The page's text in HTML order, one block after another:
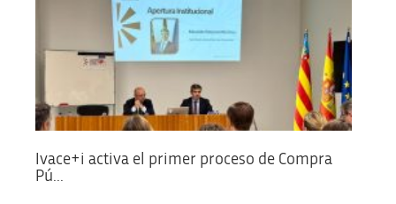
Ivace+i activa el primer proceso de Compra
Pú...